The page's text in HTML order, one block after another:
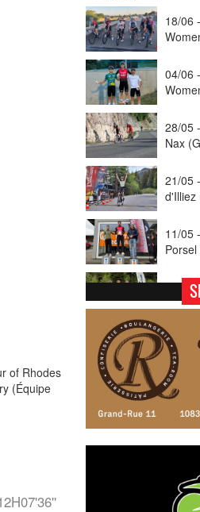
of Rhodes
(Équipe
18/06 -
04/06 -
28/05 -
Nax
21/05 -
d'Illiez
11/05 -
07/05
Les
23/04
-
14/04 -
de
14/04